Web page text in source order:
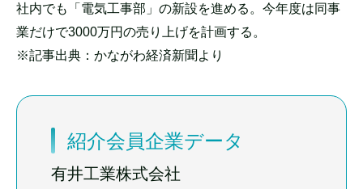
社内でも「電気工事部」の新設を進める。今年度は同事
業だけで3000万円の売り上げを計画する。
※記事出典：かながわ経済新聞より
紹介会員企業データ
有井工業株式会社